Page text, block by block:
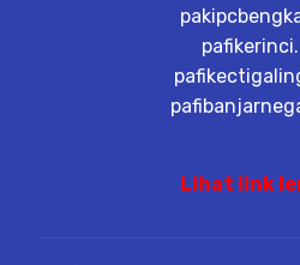
Lihat link